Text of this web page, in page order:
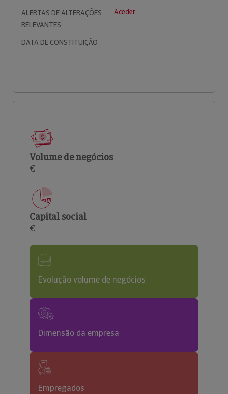
ALERTAS DE ALTERAÇÕES
RELEVANTES
Aceder
DATA DE CONSTITUIÇÃO
Volume de negócios
€
Capital social
€
Evolução volume de negócios
Dimensão da empresa
Empregados